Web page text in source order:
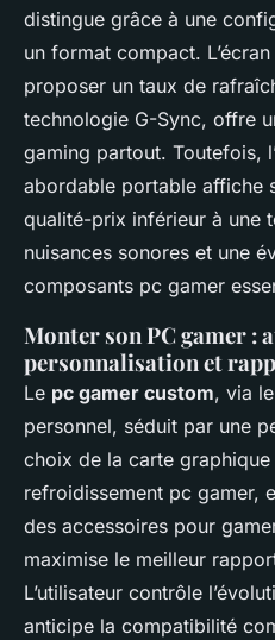
distingue grâce à une
un format compact.
proposer un taux de
technologie G-Sync, offre
gaming partout. Toutefois,
abordable portable affiche
qualité-prix inférieur à une
nuisances sonores et une
composants pc gamer
Monter son PC gamer :
personnalisation et
Le pc gamer custom, via
personnel, séduit par une
choix de la carte
refroidissement pc gamer,
des accessoires pour
maximise le meilleur
L’utilisateur contrôle
anticipe la compatibilité